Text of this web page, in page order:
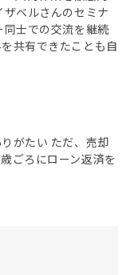
ベルさんのセミナ
士での交流を継続
共有できたことも自
がたい ただ、売却
ごろにローン返済を